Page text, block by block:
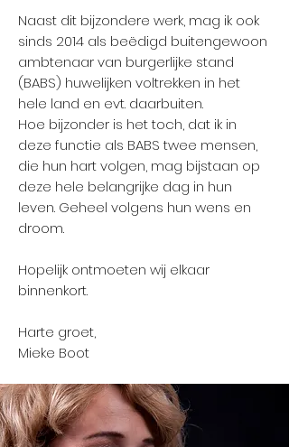
Naast dit bijzondere werk, mag ik ook
sinds 2014 als beëdigd buitengewoon
ambtenaar van burgerlijke stand
(BABS) huwelijken voltrekken in het
hele land en evt. daarbuiten.
Hoe bijzonder is het toch, dat ik in
deze functie als BABS twee mensen,
die hun hart volgen, mag bijstaan op
deze hele belangrijke dag in hun
leven. Geheel volgens hun wens en
droom.
Hopelijk ontmoeten wij elkaar
binnenkort.
Harte groet,
Mieke Boot